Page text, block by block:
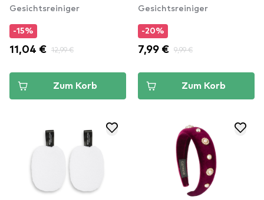
Cleansing Bar
Gesichtsreiniger
-15%
11,04 € 12,99 €
Zum Korb
Gesichtsreiniger
-20%
7,99 € 9,99 €
Zum Korb